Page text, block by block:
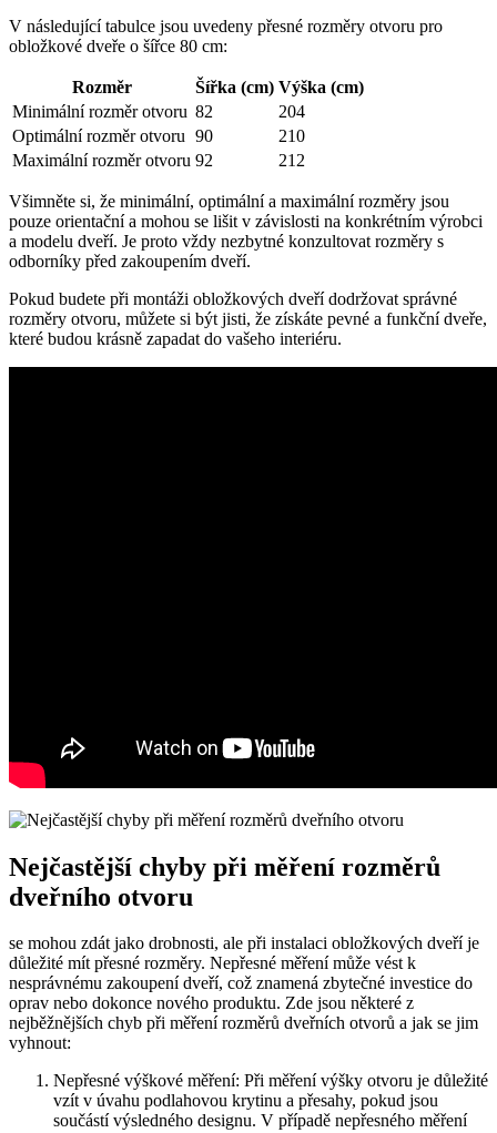
V následující tabulce jsou uvedeny přesné rozměry otvoru pro
obložkové dveře o šířce 80 cm:
Rozměr Šířka (cm) Výška (cm)
Minimální rozměr otvoru 82
204
Optimální rozměr otvoru 90
210
Maximální rozměr otvoru 92 212
Všimněte si, že minimální, optimální a maximální rozměry jsou
pouze orientační a mohou se lišit v závislosti na konkrétním výrobci
a modelu dveří. Je proto vždy nezbytné konzultovat rozměry s
odborníky před zakoupením dveří.
Pokud budete při montáži obložkových dveří dodržovat správné
rozměry otvoru, můžete si být jisti, že získáte pevné a funkční dveře,
které budou krásně zapadat do vašeho interiéru.
Nejčastější chyby při měření rozměrů
dveřního otvoru
se mohou zdát jako drobnosti, ale při instalaci obložkových dveří je
důležité mít přesné rozměry. Nepřesné měření může vést k
nesprávnému zakoupení dveří, což znamená zbytečné investice do
oprav nebo dokonce nového produktu. Zde jsou některé z
nejběžnějších chyb při měření rozměrů dveřních otvorů a jak se jim
vyhnout:
Nepřesné výškové měření: Při měření výšky otvoru je důležité
vzít v úvahu podlahovou krytinu a přesahy, pokud jsou
součástí výsledného designu. V případě nepřesného měření